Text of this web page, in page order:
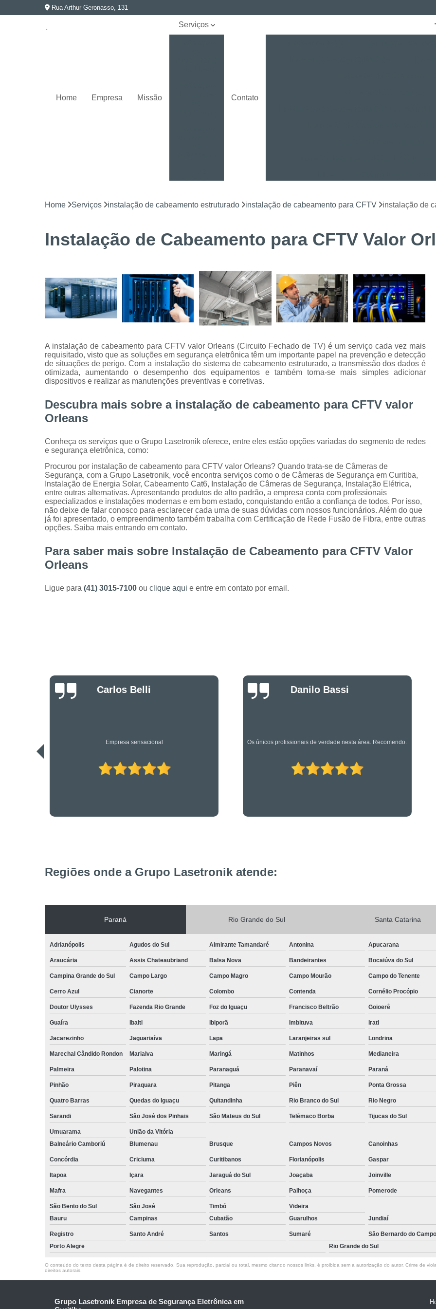
Rua Arthur Geronasso, 131
Home Empresa Missão
Serviços
elétrica e
Segurança
instalação
de câmeras
Serviços
técnicos
Contato
Instalação LPR para CFTV
Licença
Alarme de Incêndio BOSCH Curitiba
Instalação e
Instalação e Manutenção de Bis BOSCH
Instalação e Manutenção de Catracas
Integração de Sistema de Controle
Instalação de Energia Solar
Instalação de Sistema de Aterramento
Manutenção de Energia Solar Curitiba
Alarme de Intrusão BOSCH
Alarme
Instalação de Alarme Perimetral
Manutenção de Segurança Eletrônica Curitiba
Câmera para Acompanhamento de
Instalação Câmeras Hikvision
Instalação
Instalação de Câmera de Segurança Curitiba
Instalação de
Instalação e Configuração de Sistema para
Serviços Especializados em
Home Serviços instalação de cabeamento estruturado instalação de cabeamento para CFTV instalação de
Instalação de Cabeamento para CFTV Valor
A instalação de cabeamento para CFTV valor Orleans (Circuito Fechado de TV) é um serviço cada vez mais
requisitado, visto que as soluções em segurança eletrônica têm um importante papel na prevenção e detecção
de situações de perigo. Com a instalação do sistema de cabeamento estruturado, a transmissão dos dados é
otimizada, aumentando o desempenho dos equipamentos e também torna-se mais simples adicionar
dispositivos e realizar as manutenções preventivas e corretivas.
Descubra mais sobre a instalação de cabeamento para CFTV valor
Orleans
Conheça os serviços que o Grupo Lasetronik oferece, entre eles estão opções variadas do segmento de redes
e segurança eletrônica, como:
Procurou por instalação de cabeamento para CFTV valor Orleans? Quando trata-se de Câmeras de
Segurança, com a Grupo Lasetronik, você encontra serviços como o de Câmeras de Segurança em Curitiba,
Instalação de Energia Solar, Cabeamento Cat6, Instalação de Câmeras de Segurança, Instalação Elétrica,
entre outras alternativas. Apresentando produtos de alto padrão, a empresa conta com profissionais
especializados e instalações modernas e em bom estado, conquistando então a confiança de todos. Por isso,
não deixe de falar conosco para esclarecer cada uma de suas dúvidas com nossos funcionários. Além do que
já foi apresentado, o empreendimento também trabalha com Certificação de Rede Fusão de Fibra, entre outras
opções. Saiba mais entrando em contato.
Para saber mais sobre Instalação de Cabeamento para CFTV Valor
Orleans
Ligue para (41) 3015-7100 ou clique aqui e entre em contato por email.
Carlos Belli
Empresa sensacional
Danilo Bassi
Os únicos profissionais de verdade nesta área. Recomendo.
Regiões onde a Grupo Lasetronik atende:
Paraná Rio Grande do Sul Santa Catarina
Adrianópolis Agudos do Sul Almirante Tamandaré Antonina Apucarana
Araucária Assis Chateaubriand Balsa Nova Bandeirantes Bocaiúva do Sul
Campina Grande do Sul Campo Largo Campo Magro Campo Mourão Campo do Tenente
Cerro Azul Cianorte Colombo Contenda Cornélio Procópio
Doutor Ulysses Fazenda Rio Grande Foz do Iguaçu Francisco Beltrão Goioerê
Guaíra Ibaiti Ibiporã Imbituva Irati
Jacarezinho Jaguariaíva Lapa Laranjeiras sul Londrina
Marechal Cândido Rondon Marialva Maringá Matinhos Medianeira
Palmeira Palotina Paranaguá Paranavaí Paraná
Pinhão Piraquara Pitanga Piên Ponta Grossa
Quatro Barras Quedas do Iguaçu Quitandinha Rio Branco do Sul Rio Negro
Sarandi São José dos Pinhais São Mateus do Sul Telêmaco Borba Tijucas do Sul
Umuarama
União da Vitória
Balneário Camboriú
Blumenau Brusque Campos Novos Canoinhas
Concórdia Criciuma Curitibanos Florianópolis Gaspar
Itapoa Içara Jaraguá do Sul Joaçaba Joinville
Mafra Navegantes Orleans Palhoça Pomerode
São Bento do Sul São José Timbó
Videira
Bauru
Campinas Cubatão Guarulhos Jundiaí
Registro Santo André Santos Sumaré São Bernardo do Campo
Porto Alegre
Rio Grande do Sul
O conteúdo do texto desta página é de direito reservado. Sua reprodução, parcial ou total, mesmo citando nossos links, é proibida sem a autorização do autor. Crime de
direitos autorais
Grupo Lasetronik Empresa de Segurança Eletrônica em